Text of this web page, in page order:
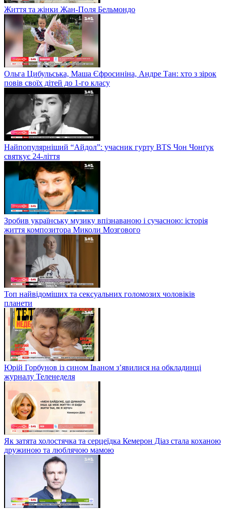
Життя та жінки Жан-Поля Бельмондо
Ольга Цибульська, Маша Єфросиніна, Андре Тан: хто з зірок
повів своїх дітей до 1-го класу
Найпопулярніший “Айдол”: учасник гурту BTS Чон Чонґук
святкує 24-ліття
Зробив українську музику впізнаваною і сучасною: історія
життя композитора Миколи Мозгового
Топ найвідоміших та сексуальних голомозих чоловіків
планети
Юрій Горбунов із сином Іваном з’явилися на обкладинці
журналу Теленеделя
Як затята холостячка та серцеїдка Кемерон Діаз стала коханою
дружиною та люблячою мамою